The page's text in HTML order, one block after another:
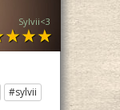
Sylvii<3
#sylvii